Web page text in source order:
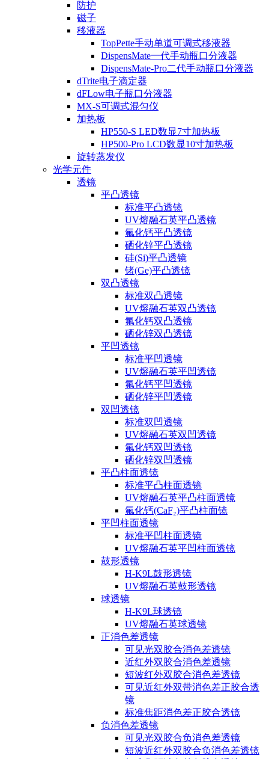
防护
磁子
移液器
TopPette手动单道可调式移液器
DispensMate一代手动瓶口分液器
DispensMate-Pro二代手动瓶口分液器
dTrite电子滴定器
dFLow电子瓶口分液器
MX-S可调式混匀仪
加热板
HP550-S LED数显7寸加热板
HP500-Pro LCD数显10寸加热板
旋转蒸发仪
光学元件
透镜
平凸透镜
标准平凸透镜
UV熔融石英平凸透镜
氟化钙平凸透镜
硒化锌平凸透镜
硅(Si)平凸透镜
锗(Ge)平凸透镜
双凸透镜
标准双凸透镜
UV熔融石英双凸透镜
氟化钙双凸透镜
硒化锌双凸透镜
平凹透镜
标准平凹透镜
UV熔融石英平凹透镜
氟化钙平凹透镜
硒化锌平凹透镜
双凹透镜
标准双凹透镜
UV熔融石英双凹透镜
氟化钙双凹透镜
硒化锌双凹透镜
平凸柱面透镜
标准平凸柱面透镜
UV熔融石英平凸柱面透镜
氟化钙(CaF₂)平凸柱面镜
平凹柱面透镜
标准平凹柱面透镜
UV熔融石英平凹柱面透镜
鼓形透镜
H-K9L鼓形透镜
UV熔融石英鼓形透镜
球透镜
H-K9L球透镜
UV熔融石英球透镜
正消色差透镜
可见光双胶合消色差透镜
近红外双胶合消色差透镜
短波红外双胶合消色差透镜
可见近红外双带消色差正胶合透
镜
标准焦距消色差正胶合透镜
负消色差透镜
可见光双胶合负消色差透镜
短波近红外双胶合负消色差透镜